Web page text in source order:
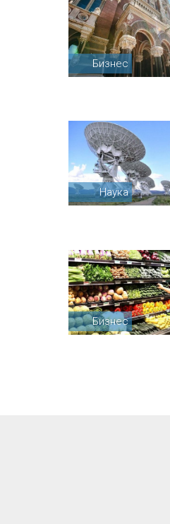
Бизнес
Наука
Бизнес